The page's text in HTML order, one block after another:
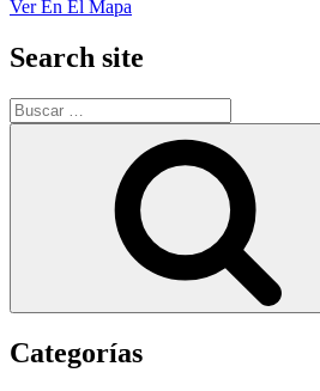
Ver En El Mapa
Search site
Buscar
por:
Categorías